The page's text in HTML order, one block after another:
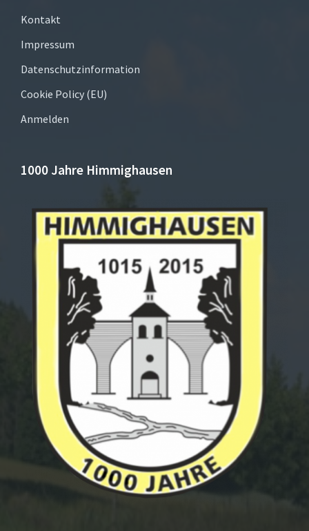
Kontakt
Impressum
Datenschutzinformation
Cookie Policy (EU)
Anmelden
1000 Jahre Himmighausen